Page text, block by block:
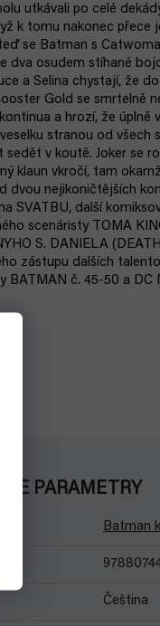
utkávali po celé
k tomu nakonec přece
se Batman s
dva osudem stíhané
a Selina chystají, že
Gold se smrtelně
a hrozí, že úplně
stranou od všech
v koutě. Joker se
klaun vkročí, tam
dvou nejikoničtějších
SVATBU, další
scenáristy TOMA
S. DANIELA
zástupu dalších
BATMAN č. 45-50 a DC
PARAMETRY
Batman
Čeština